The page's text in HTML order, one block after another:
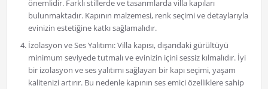
önemlidir. Farklı stillerde ve tasarımlarda villa kapıları
bulunmaktadır. Kapının malzemesi, renk seçimi ve detaylarıyla
evinizin estetiğine katkı sağlamalıdır.
İzolasyon ve Ses Yalıtımı: Villa kapısı, dışarıdaki gürültüyü
minimum seviyede tutmalı ve evinizin içini sessiz kılmalıdır. İyi
bir izolasyon ve ses yalıtımı sağlayan bir kapı seçimi, yaşam
kalitenizi artırır. Bu nedenle kapının ses emici özelliklere sahip